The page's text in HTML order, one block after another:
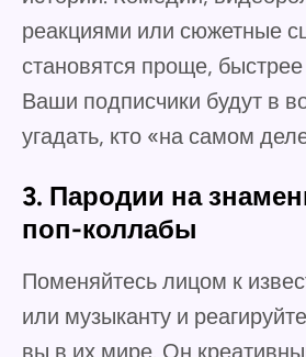
реакциями или сюжетные
становятся проще,
Ваши подписчики будут в
угадать, кто «на самом
3. Пародии на
поп-коллабы
Поменяйтесь лицом к
или музыканту и
вы в их мире. Он